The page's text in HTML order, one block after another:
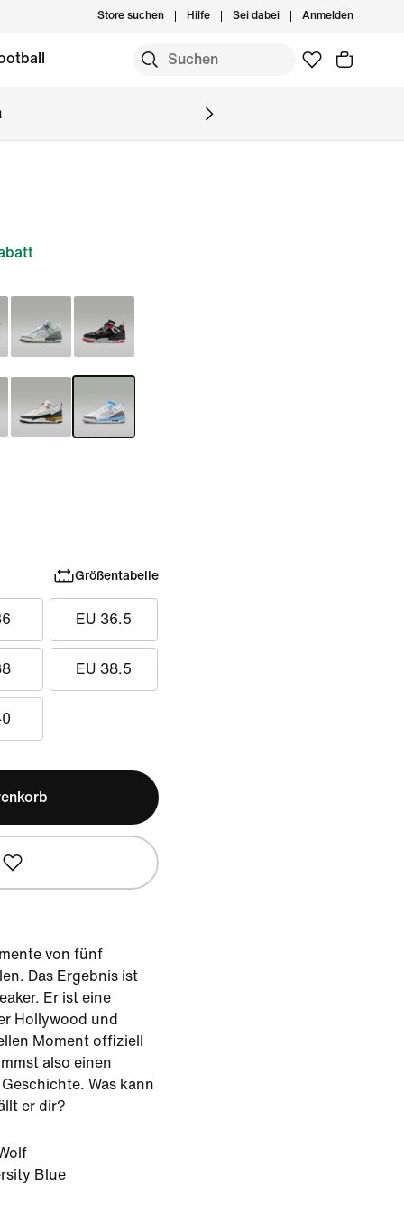
Store suchen Hilfe Sei dabei Anmelden
Größentabelle
EU 36.5
EU 38.5
von fünf
Das Ergebnis ist
Er ist eine
Hollywood und
Moment offiziell
also einen
Was kann
er dir?
Blue